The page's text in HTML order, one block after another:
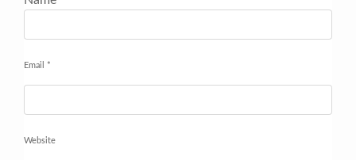
Email *
Website